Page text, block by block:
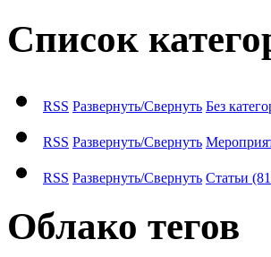
Список
RSS Развернуть/Свернуть Без
RSS Развернуть/Свернуть
RSS Развернуть/Свернуть Статьи
Облако тегов